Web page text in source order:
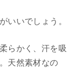
いいでしょう。
らかく、汗を吸
天然素材なの